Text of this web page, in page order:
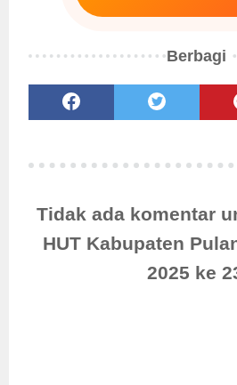
Berbagi
Tidak ada komentar
HUT Kabupaten
2025 ke